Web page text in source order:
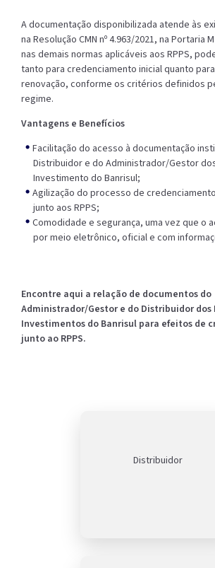
A documentação disponibilizada atende às
na Resolução CMN nº 4.963/2021, na Portaria
nas demais normas aplicáveis aos RPPS,
tanto para credenciamento inicial quanto
renovação, conforme os critérios definidos
regime.
Vantagens e Benefícios
Facilitação do acesso à documentação
Distribuidor e do Administrador/Gestor
Investimento do Banrisul;
Agilização do processo de
junto aos RPPS;
Comodidade e segurança, uma vez que o
por meio eletrônico, oficial e com
Encontre aqui a relação de documentos do
Administrador/Gestor e do Distribuidor dos
Investimentos do Banrisul para efeitos de
junto ao RPPS.
Distribuidor